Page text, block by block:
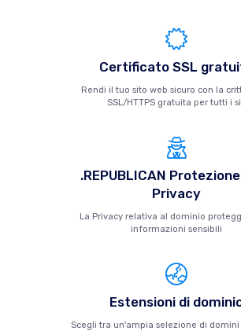
Certificato SSL
Rendi il tuo sito web sicuro con la
SSL/HTTPS gratuita per tutti i
.REPUBLICAN
Privacy
La Privacy relativa al dominio
informazioni sensibili
Estensioni di
Scegli tra un'ampia selezione di domini